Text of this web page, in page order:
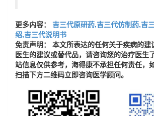
更多内容：
吉三代原研药,吉三代仿制药,吉
绍,吉三代说明书
免责声明： 本文所表达的任何关于疾病的建
医生的建议或替代品，请咨询您的治疗医生
站信息仅供参考，海得康不承担任何责任，
扫描下方二维码立即咨询医学顾问。